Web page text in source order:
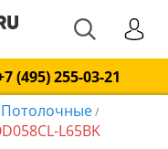
(495) 255-03-21
Потолочные/
L65BK